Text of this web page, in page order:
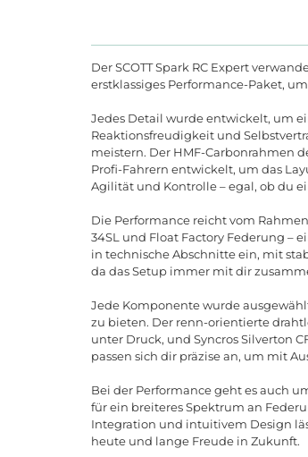
Der SCOTT Spark RC Expert
erstklassiges Performance-Paket,
Jedes Detail wurde entwickelt, um
Reaktionsfreudigkeit und
meistern. Der HMF-Carbonrahmen
Profi-Fahrern entwickelt, um das
Agilität und Kontrolle–egal, obdu
Die Performance reichtvom Rahmen
34SL und Float Factory Federung –
in technischeAbschnitteein, mit
da dasSetup immer mitdir
Jede Komponentewurdeausgewä
zu bieten. Der renn-orientierte
unter Druck, und SyncrosSilverton
passen sich dir präzisean, um mit
Bei der Performancegehtesauch
fürein breiteresSpektrum an
Integration und intuitivem Design lä
heute und lange Freude in Zukunft.